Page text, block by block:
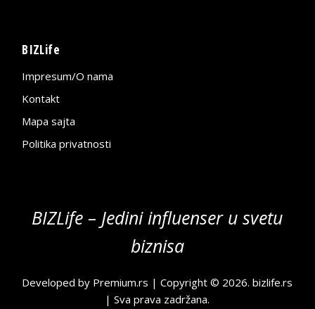
BIZLife
Impresum/O nama
Kontakt
Mapa sajta
Politika privatnosti
BIZLife – Jedini influenser u svetu
biznisa
Developed by Premium.rs | Copyright © 2026.bizlife.rs
| Sva prava zadržana.